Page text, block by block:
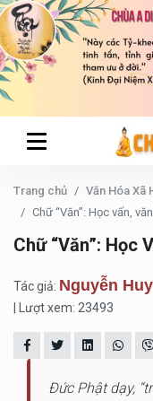
Trang chủ
Văn Hóa Xã
Chữ “Văn”: Học vấn,
Chữ “Văn”: Học
Tác giả: Nguyễn
| Lượt xem: 23493
Đức Phật dạy,